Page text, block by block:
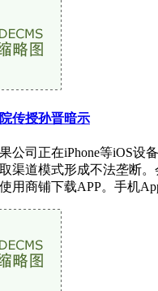
传授孙晋暗示
公司正在iPhone等iOS设
渠道模式形成不法垄断
用商铺下载APP。手机